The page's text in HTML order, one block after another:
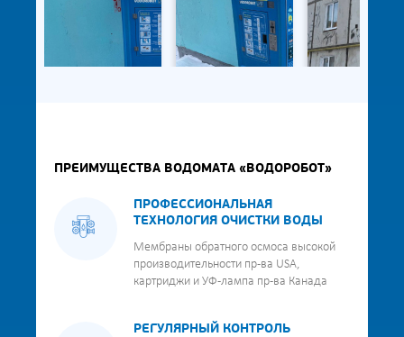
ПРЕИМУЩЕСТВА ВОДОМАТА «ВОДОРОБОТ»
ПРОФЕССИОНАЛЬНАЯ
ТЕХНОЛОГИЯ ОЧИСТКИ ВОДЫ
Мембраны обратного осмоса высокой
производительности пр-ва USA,
картриджи и УФ-лампа пр-ва Канада
РЕГУЛЯРНЫЙ КОНТРОЛЬ